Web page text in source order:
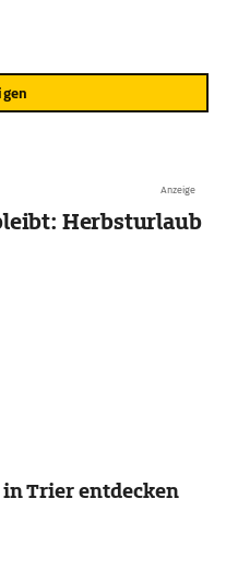
Anzeige
Herbsturlaub
Trier entdecken